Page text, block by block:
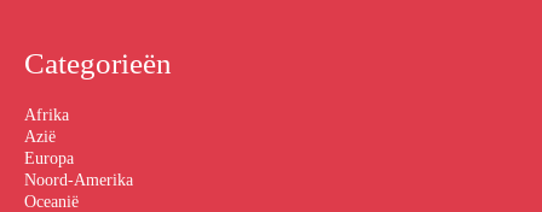
Categorieën
Afrika
Azië
Europa
Noord-Amerika
Oceanië